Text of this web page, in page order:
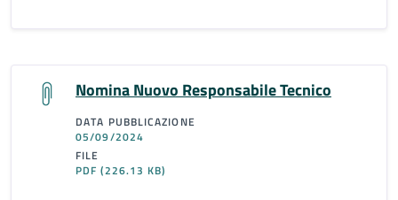
Nomina Nuovo Responsabile Tecnico
DATA PUBBLICAZIONE
05/09/2024
FILE
PDF(226.13 KB)